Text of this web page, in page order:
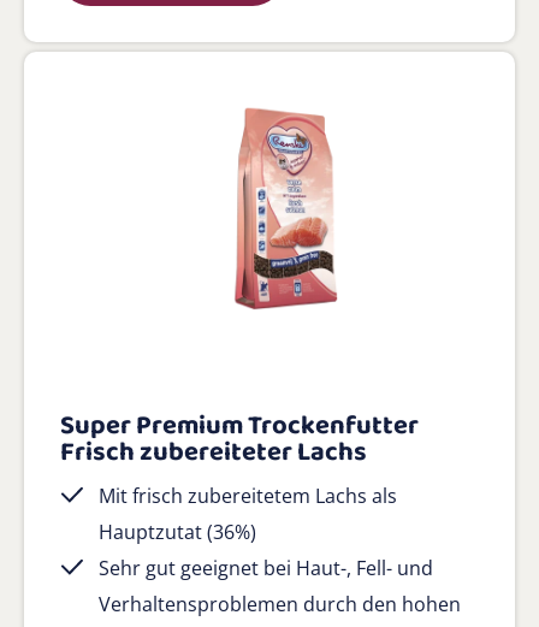
Super Premium Trockenfutter
Frisch zubereiteter Lachs
Mit frisch zubereitetem Lachs als
Hauptzutat (36%)
Sehr gut geeignet bei Haut-, Fell- und
Verhaltensproblemen durch den hohen